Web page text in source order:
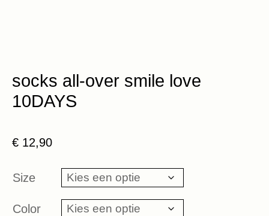
socks all-over smile love
10DAYS
€ 12,90
Size
Color